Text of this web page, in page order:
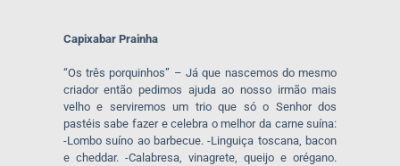
Capixabar Prainha
“Os três porquinhos” – Já que nascemos do mesmo
criador então pedimos ajuda ao nosso irmão mais
velho e serviremos um trio que só o Senhor dos
pastéis sabe fazer e celebra o melhor da carne suína:
-Lombo suíno ao barbecue. -Linguiça toscana, bacon
e cheddar. -Calabresa, vinagrete, queijo e orégano.